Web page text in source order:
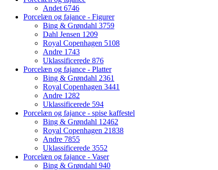
Andet 6746
Porcelæn og fajance - Figurer
Bing & Grøndahl 3759
Dahl Jensen 1209
Royal Copenhagen 5108
Andre 1743
Uklassificerede 876
Porcelæn og fajance - Platter
Bing & Grøndahl 2361
Royal Copenhagen 3441
Andre 1282
Uklassificerede 594
Porcelæn og fajance - spise kaffestel
Bing & Grøndahl 12462
Royal Copenhagen 21838
Andre 7855
Uklassificerede 3552
Porcelæn og fajance - Vaser
Bing & Grøndahl 940